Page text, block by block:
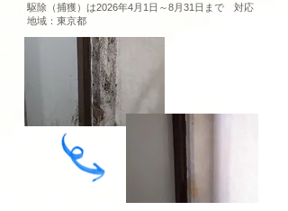
駆除（捕獲）は2026年4月1日～8月31日まで 対応
地域：東京都